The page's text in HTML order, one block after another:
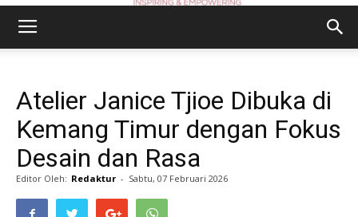
Obsession
|
Atelier Janice Tjioe Dibuka di
Kemang Timur dengan Fokus
Desain dan Rasa
Editor Oleh: Redaktur - Sabtu, 07 Februari 2026